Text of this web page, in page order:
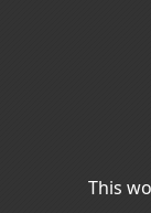
This